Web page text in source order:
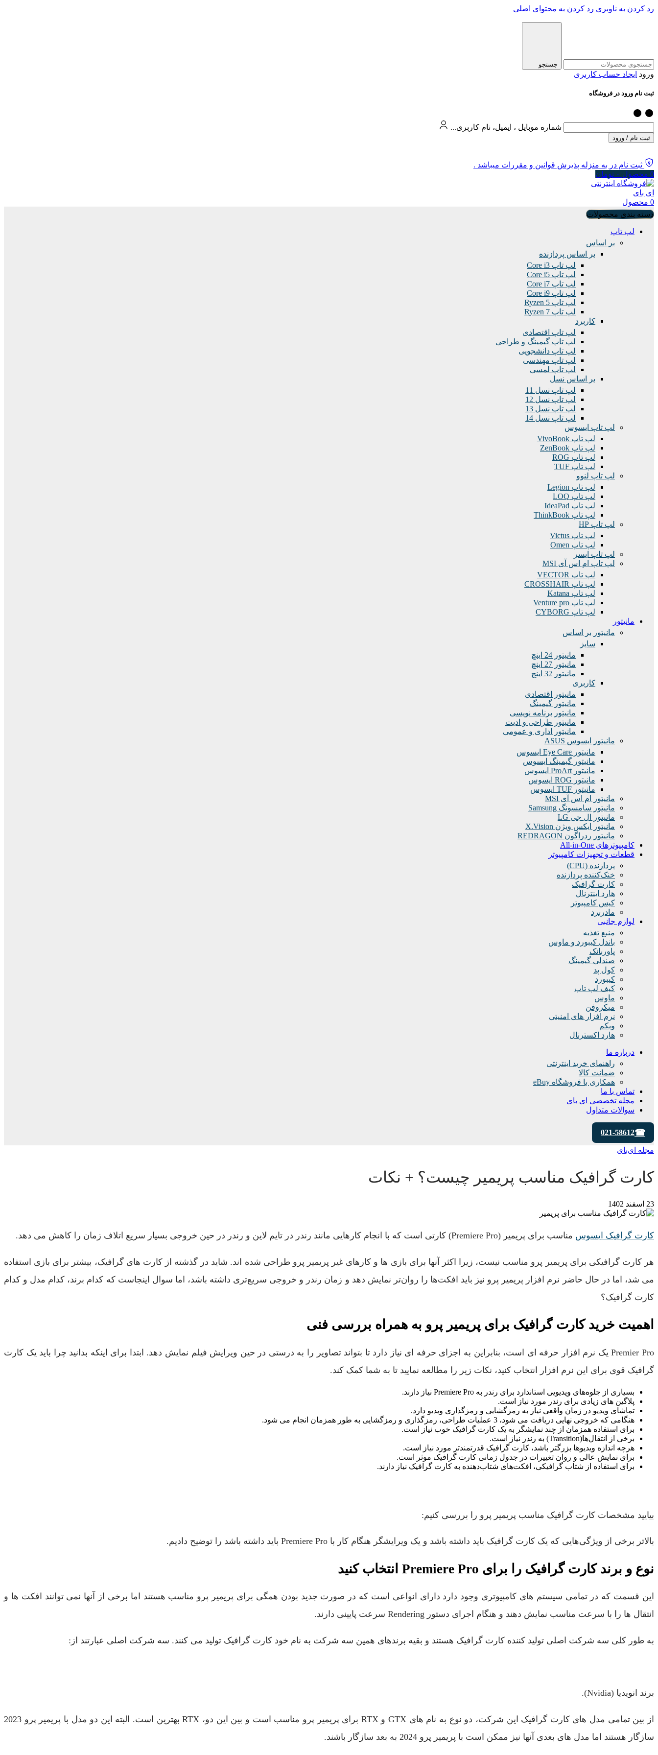
رد کردن به ناوبری رد کردن به محتوای اصلی
جستجو
ورود ایجاد حساب کاربری
ثبت نام ورود در فروشگاه
شماره موبایل ، ایمیل، نام کاربری...
ثبت نام / ورود
ثبت نام در به منزله پذیرش قوانین و مقررات میباشد .
0 محصول ۰ تومان
0 محصول
دسته بندی محصولات
لپ تاپ
بر اساس
بر اساس پردازنده
لپ تاپ Core i3
لپ تاپ Core i5
لپ تاپ Core i7
لپ تاپ Core i9
لپ تاپ Ryzen 5
لپ تاپ Ryzen 7
کاربرد
لپ تاپ اقتصادی
لپ تاپ گیمینگ و طراحی
لپ تاپ دانشجویی
لپ تاپ مهندسی
لپ تاپ لمسی
بر اساس نسل
لپ تاپ نسل 11
لپ تاپ نسل 12
لپ تاپ نسل 13
لپ تاپ نسل 14
لپ تاپ ایسوس
لپ تاپ VivoBook
لپ تاپ ZenBook
لپ تاپ ROG
لپ تاپ TUF
لپ تاپ لنوو
لپ تاپ Legion
لپ تاپ LOQ
لپ تاپ IdeaPad
لپ تاپ ThinkBook
لپ تاپ HP
لپ تاپ Victus
لپ تاپ Omen
لپ تاپ ایسر
لپ تاپ ام اس آی MSI
لپ تاپ VECTOR
لپ تاپ CROSSHAIR
لپ تاپ Katana
لپ تاپ Venture pro
لپ تاپ CYBORG
مانیتور
مانیتور بر اساس
سایز
مانیتور 24 اینچ
مانیتور 27 اینچ
مانیتور 32 اینچ
کاربری
مانیتور اقتصادی
مانیتور گیمینگ
مانیتور برنامه نویسی
مانیتور طراحی و ادیت
مانیتور اداری و عمومی
مانیتور ایسوس ASUS
مانیتور Eye Care ایسوس
مانیتور گیمینگ ایسوس
مانیتور ProArt ایسوس
مانیتور ROG ایسوس
مانیتور TUF ایسوس
مانیتور ام اس آی MSI
مانیتور سامسونگ Samsung
مانیتور ال جی LG
مانیتور ایکس ویژن X.Vision
مانیتور ردراگون REDRAGON
کامپیوترهای All-in-One
قطعات و تجهیزات کامپیوتر
پردازنده (CPU)
خنک‌کننده پردازنده
کارت گرافیک
هارد اینترنال
کیس کامپیوتر
مادربرد
لوازم جانبی
منبع تغذیه
باندل کیبورد و ماوس
پاوربانک
صندلی گیمینگ
کول پد
کیبورد
کیف لپ تاپ
ماوس
میکروفن
نرم افزار های امنیتی
وبکم
هارد اکسترنال
درباره ما
راهنمای خرید اینترنتی
ضمانت کالا
همکاری با فروشگاه eBuy
تماس با ما
مجله تخصصی ای‌ بای
سوالات متداول
021-58612
مجله ای‌بای
کارت گرافیک مناسب پریمیر چیست؟ + نکات
23 اسفند 1402
کارت گرافیک ایسوس مناسب برای پریمیر (Premiere Pro) کارتی است که با انجام کارهایی مانند رندر در تایم لاین و رندر در حین خروجی بسیار سریع اتلاف زمان را کاهش می دهد.
هر کارت گرافیکی برای پریمیر پرو مناسب نیست، زیرا اکثر آنها برای بازی ها و کارهای غیر پریمیر پرو طراحی شده اند. شاید در گذشته از کارت های گرافیک، بیشتر برای بازی استفاده
می شد، اما در حال حاضر نرم افزار پریمیر پرو نیز باید افکت‌ها را روان‌تر نمایش دهد و زمان رندر و خروجی سریع‌تری داشته باشد، اما سوال اینجاست که کدام برند، کدام مدل و کدام
کارت گرافیک؟
اهمیت خرید کارت گرافیک برای پریمیر پرو به همراه ​​بررسی فنی
Premier Pro یک نرم افزار حرفه ای است، بنابراین به اجزای حرفه ای نیاز دارد تا بتواند تصاویر را به درستی در حین ویرایش فیلم نمایش دهد. ابتدا برای اینکه بدانید چرا باید یک کارت
گرافیک قوی برای این نرم افزار انتخاب کنید، نکات زیر را مطالعه نمایید تا به شما کمک کند.
بسیاری از جلوه‌های ویدیویی استاندارد برای رندر به Premiere Pro نیاز دارند.
پلاگین های زیادی برای رندر مورد نیاز است.
تماشای ویدیو در زمان واقعی نیاز به رمزگشایی و رمزگذاری ویدیو دارد.
هنگامی که خروجی نهایی دریافت می شود، 3 عملیات طراحی، رمزگذاری و رمزگشایی به طور همزمان انجام می شود.
برای استفاده همزمان از چند نمایشگر به یک کارت گرافیک خوب نیاز است.
برخی از انتقال‌ها(Transition) به رندر نیاز است.
هرچه اندازه ویدیوها بزرگتر باشد، کارت گرافیک قدرتمندتر مورد نیاز است.
برای نمایش عالی و روان تغییرات در جدول زمانی کارت گرافیک موثر است.
برای استفاده از شتاب گرافیکی، افکت‌های شتاب‌دهنده به کارت گرافیک نیاز دارند.
بیایید مشخصات کارت گرافیک مناسب پریمیر پرو را بررسی کنیم:
بالاتر برخی از ویژگی‌هایی که یک کارت گرافیک باید داشته باشد و یک ویرایشگر هنگام کار با Premiere Pro باید داشته باشد را توضیح دادیم.
نوع و برند کارت گرافیک را برای Premiere Pro انتخاب کنید
این قسمت که در تمامی سیستم های کامپیوتری وجود دارد دارای انواعی است که در صورت جدید بودن همگی برای پریمیر پرو مناسب هستند اما برخی از آنها نمی توانند افکت ها و
انتقال ها را با سرعت مناسب نمایش دهند و هنگام اجرای دستور Rendering سرعت پایینی دارند.
به طور کلی سه شرکت اصلی تولید کننده کارت گرافیک هستند و بقیه برندهای همین سه شرکت به نام خود کارت گرافیک تولید می کنند. سه شرکت اصلی عبارتند از:
برند انویدیا (Nvidia).
از بین تمامی مدل های کارت گرافیک این شرکت، دو نوع به نام های GTX و RTX برای پریمیر پرو مناسب است و بین این دو، RTX بهترین است. البته این دو مدل با پریمیر پرو 2023
سازگار هستند اما مدل های بعدی آنها نیز ممکن است با پریمیر پرو 2024 به بعد سازگار باشند.